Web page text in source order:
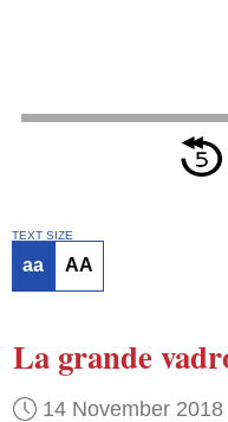
TEXT SIZE
aa AA
La grande
14 November 2018